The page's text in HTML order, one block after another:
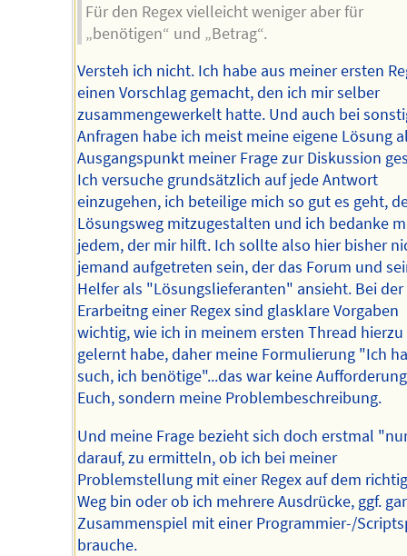
Für den Regex vielleicht weniger aber für
„benötigen“ und „Betrag“.
Versteh ich nicht. Ich habe aus meiner ersten
einen Vorschlag gemacht, den ich mir selber
zusammengewerkelt hatte. Und auch bei
Anfragen habe ich meist meine eigene Lösung
Ausgangspunkt meiner Frage zur Diskussion
Ich versuche grundsätzlich auf jede Antwort
einzugehen, ich beteilige mich so gut es geht,
Lösungsweg mitzugestalten und ich bedanke
jedem, der mir hilft. Ich sollte also hier bisher
jemand aufgetreten sein, der das Forum und
Helfer als "Lösungslieferanten" ansieht. Bei der
Erarbeitng einer Regex sind glasklare Vorgaben
wichtig, wie ich in meinem ersten Thread hierzu
gelernt habe, daher meine Formulierung "Ich
such, ich benötige"...das war keine
Euch, sondern meine Problembeschreibung.
Und meine Frage bezieht sich doch erstmal
darauf, zu ermitteln, ob ich bei meiner
Problemstellung mit einer Regex auf dem
Weg bin oder ob ich mehrere Ausdrücke, ggf.
Zusammenspiel mit einer Programmier-/
brauche.